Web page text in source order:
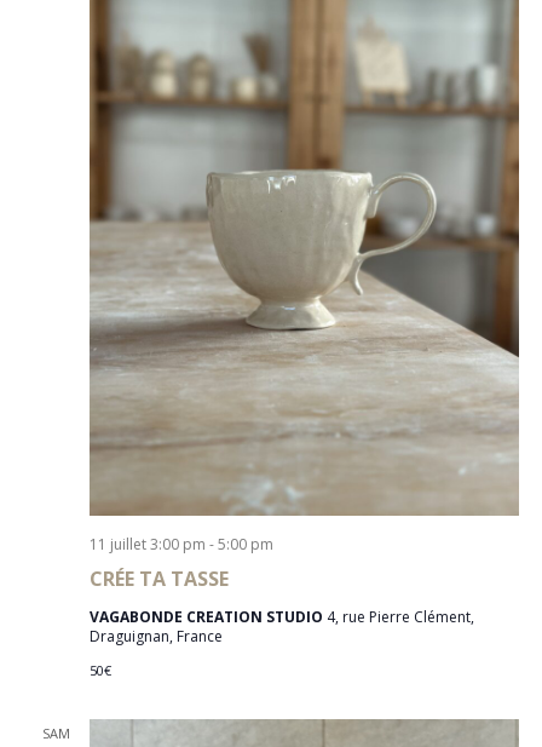
CRÉE TA TASSE
11 juillet 3:00 pm -5:00 pm
VAGABONDE CREATION STUDIO 4, rue Pierre Clément,
Draguignan, France
50€
SAM